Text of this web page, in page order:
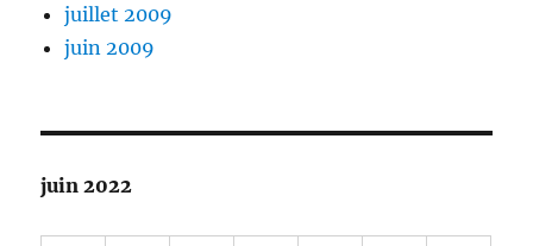
juillet 2009
juin 2009
juin 2022